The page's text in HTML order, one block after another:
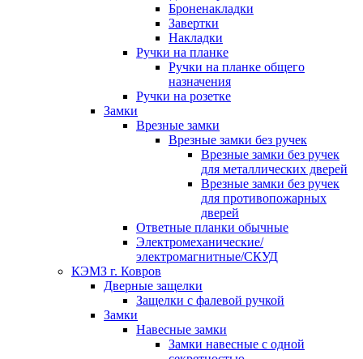
Броненакладки
Завертки
Накладки
Ручки на планке
Ручки на планке общего
назначения
Ручки на розетке
Замки
Врезные замки
Врезные замки без ручек
Врезные замки без ручек
для металлических дверей
Врезные замки без ручек
для противопожарных
дверей
Ответные планки обычные
Электромеханические/
электромагнитные/СКУД
КЭМЗ г. Ковров
Дверные защелки
Защелки с фалевой ручкой
Замки
Навесные замки
Замки навесные с одной